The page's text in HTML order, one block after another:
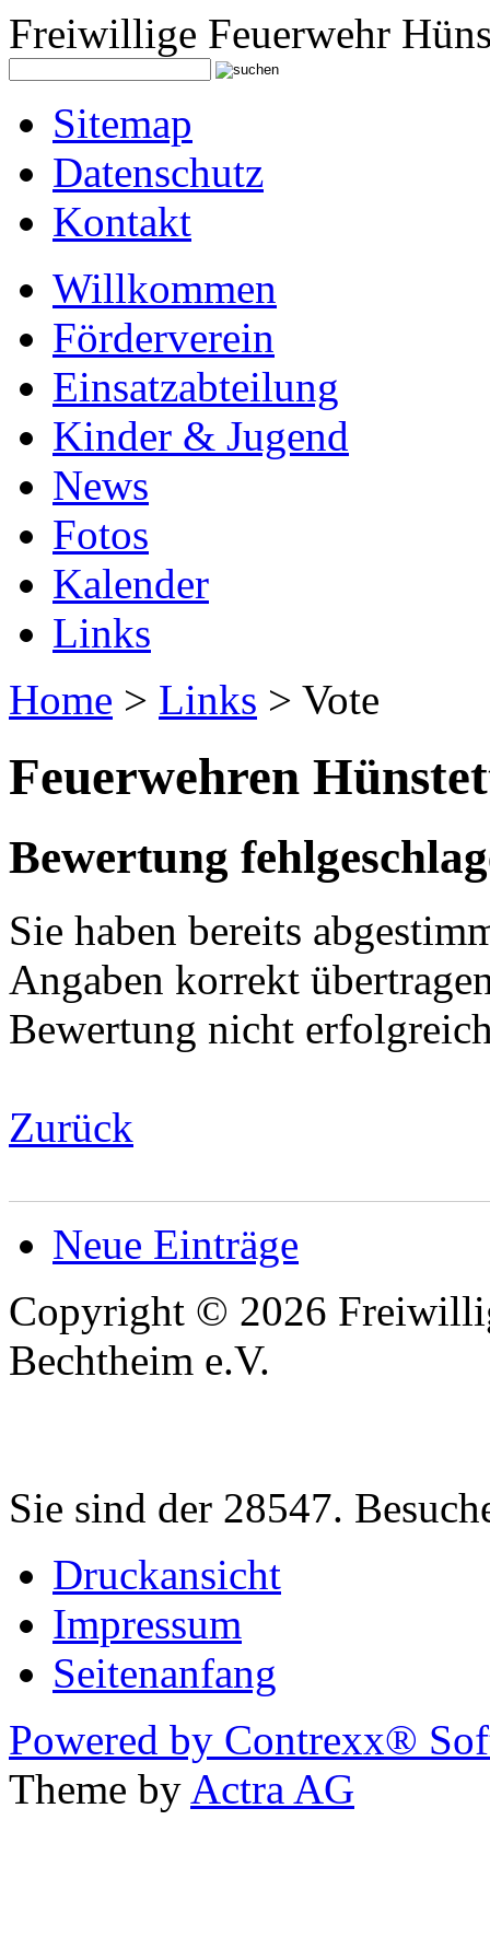
Freiwillige Feuerwehr
Sitemap
Datenschutz
Kontakt
Willkommen
Förderverein
Einsatzabteilung
Kinder & Jugend
News
Fotos
Kalender
Links
Home > Links > Vote
Feuerwehren
Bewertung
Sie haben bereits
Angaben korrekt
Bewertung nicht
Zurück
Neue Einträge
Copyright © 2026
Bechtheim e.V.
Sie sind der 28547.
Druckansicht
Impressum
Seitenanfang
Powered by Contrexx®
Theme by Actra AG